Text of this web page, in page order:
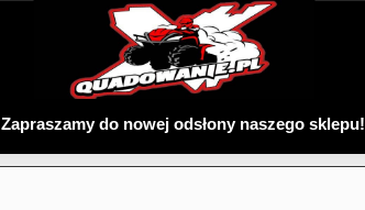
Zapraszamy do nowej odsłony naszego sklepu!